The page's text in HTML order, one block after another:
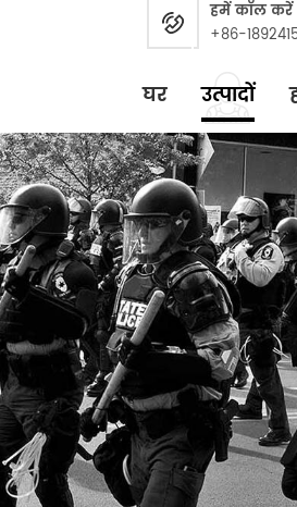
हमें कॉल करें
+86-
घर उत्पादों